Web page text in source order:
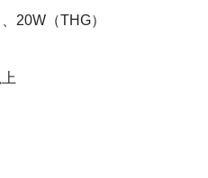
20W（THG）